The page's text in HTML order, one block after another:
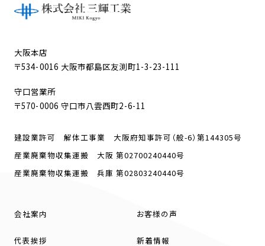
大阪本店
〒534-0016 大阪市都島区友渕町1-3-23-111
守口営業所
〒570-0006 守口市八雲西町2-6-11
建設業許可 解体工事業 大阪府知事許可（般-6）第144305号
産業廃棄物収集運搬 大阪 第02700240440号
産業廃棄物収集運搬 兵庫 第02803240440号
会社案内
代表挨拶
お客様の声
新着情報